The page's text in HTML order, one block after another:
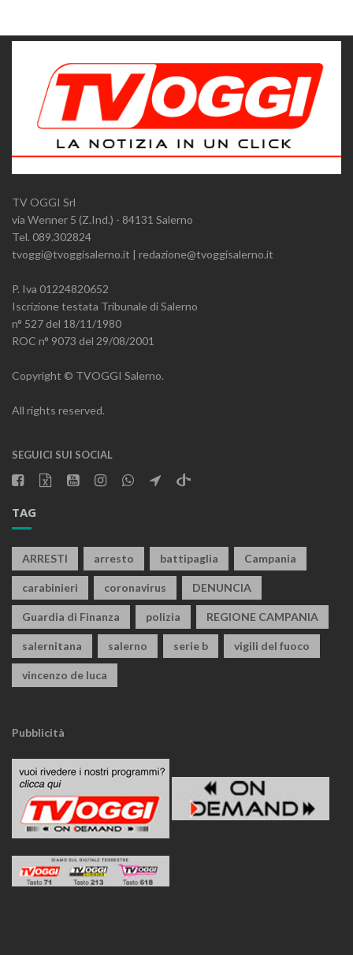
TV OGGI Srl
via Wenner 5 (Z.Ind.) - 84131 Salerno
Tel. 089.302824
tvoggi@tvoggisalerno.it | redazione@tvoggisalerno.it
P. Iva 01224820652
Iscrizione testata Tribunale di Salerno
n° 527 del 18/11/1980
ROC n° 9073 del 29/08/2001
Copyright © TVOGGI Salerno.
All rights reserved.
SEGUICI SUI SOCIAL
TAG
ARRESTI arresto battipaglia Campania
carabinieri coronavirus DENUNCIA
Guardia di Finanza polizia REGIONE CAMPANIA
salernitana salerno serie b vigili del fuoco
vincenzo de luca
Pubblicità